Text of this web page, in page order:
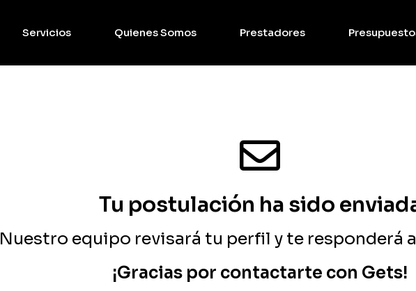
Servicios Quienes Somos Prestadores
Tu postulación ha sido
Nuestro equipo revisará tu perfil y te responderá
¡Gracias por contactarte con Gets!